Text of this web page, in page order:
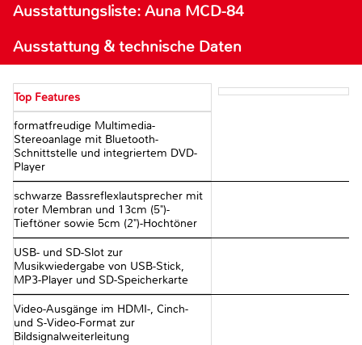
Ausstattungsliste: Auna MCD-84
Ausstattung & technische Daten
Top Features
formatfreudige Multimedia-
Stereoanlage mit Bluetooth-
Schnittstelle und integriertem DVD-
Player
schwarze Bassreflexlautsprecher mit
roter Membran und 13cm (5")-
Tieftöner sowie 5cm (2")-Hochtöner
USB- und SD-Slot zur
Musikwiedergabe von USB-Stick,
MP3-Player und SD-Speicherkarte
Video-Ausgänge im HDMI-, Cinch-
und S-Video-Format zur
Bildsignalweiterleitung